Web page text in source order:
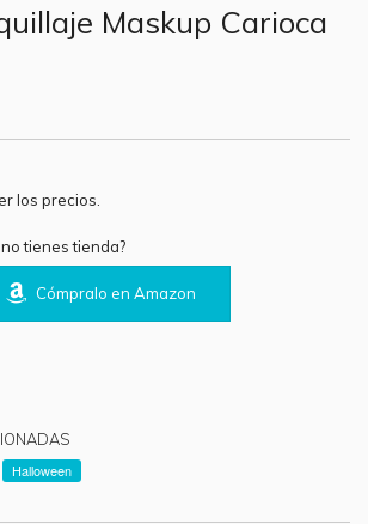
Maskup Carioca
los precios.
tienes tienda?
Cómpralo en Amazon
Halloween